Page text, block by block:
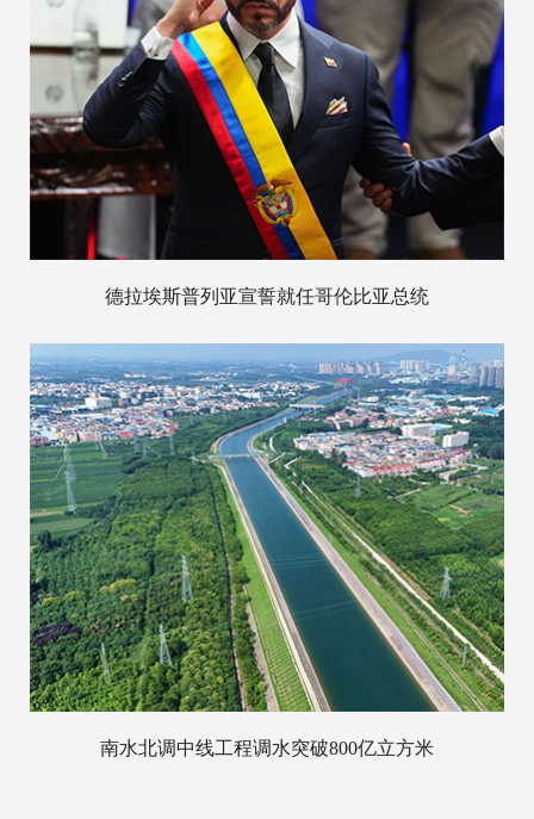
德拉埃斯普列亚宣誓就任哥伦比亚总统
南水北调中线工程调水突破800亿立方米